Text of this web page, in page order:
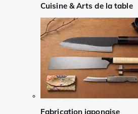
Cuisine & Arts de la table
Fabrication japonaise